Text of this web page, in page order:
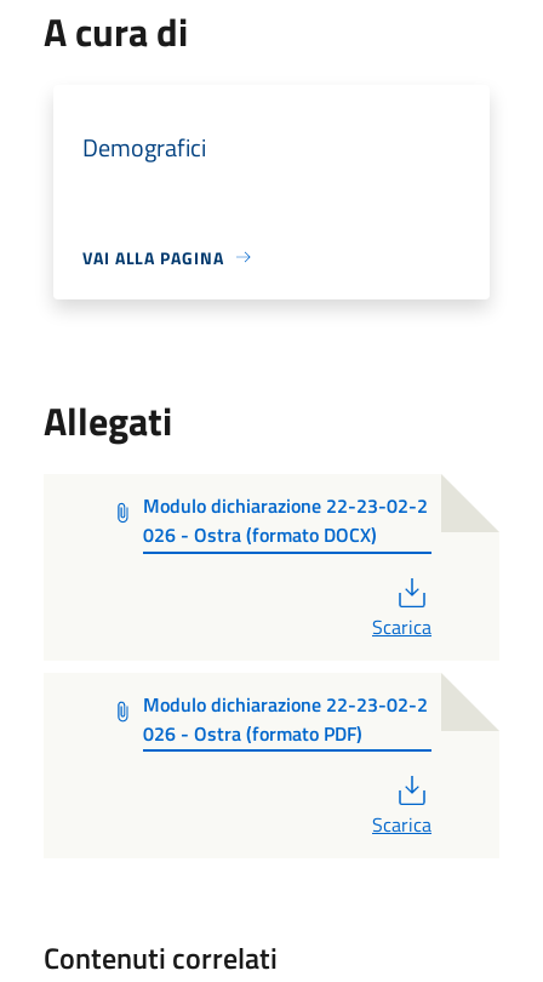
A cura di
Demografici
VAI ALLA PAGINA
Allegati
Modulo dichiarazione 22-23-02-2
026 - Ostra (formato DOCX)
Scarica
Modulo dichiarazione 22-23-02-2
026 - Ostra (formato PDF)
Scarica
Contenuti correlati